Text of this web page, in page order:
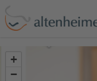
+
−